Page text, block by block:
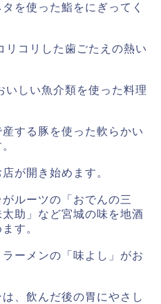
を使った鮨をにぎってく
リコリした歯ごたえの熱い
いしい魚介類を使った料理
する豚を使った軟らかい
が開き始めます。
ルーツの「おでんの三
助」など宮城の味を地酒
す。
ーメンの「味よし」がお
、飲んだ後の胃にやさし